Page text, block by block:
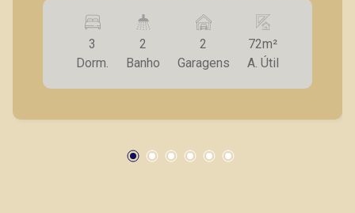
- Banheiro social; - Sala para 2 ambientes; -
Cozinha planejada; - Lavanderia; - Sacada; - 2
vagas de garagem coberta; - Ótima localização,
próximo a Faculdade Unaerp. A Piramid tem
como objetivo atender seus clientes com
imóveis prontos, usados ou mesmo nos
3
Dorm.
2
Banho
2
Garagens
72m²
A. Útil